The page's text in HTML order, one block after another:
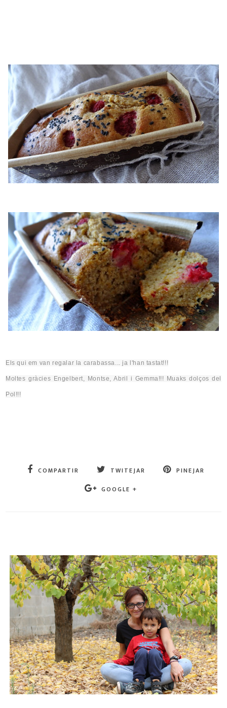
Els qui em van regalar la carabassa... ja l'han tastat!!!
Moltes gràcies Engelbert, Montse, Abril i Gemma!!! Muaks dolços del
Pol!!!
COMPARTIR TWITEJAR
PINEJAR
GOOGLE +